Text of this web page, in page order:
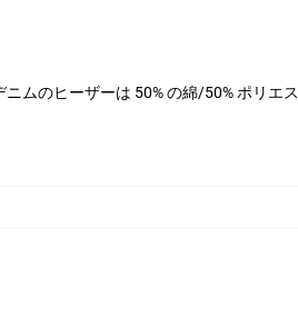
ムのヒーザーは 50% の綿/50% ポリエス